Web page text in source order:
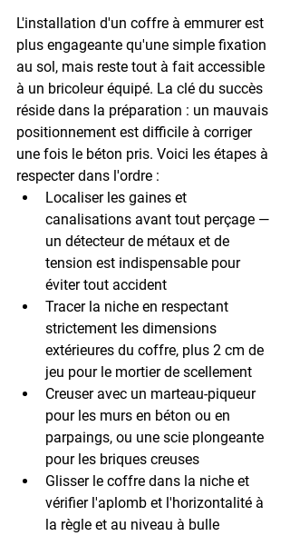
L'installation d'un coffre à emmurer est
plus engageante qu'une simple fixation
au sol, mais reste tout à fait accessible
à un bricoleur équipé. La clé du succès
réside dans la préparation : un mauvais
positionnement est difficile à corriger
une fois le béton pris. Voici les étapes à
respecter dans l'ordre :
Localiser les gaines et
canalisations avant tout perçage —
un détecteur de métaux et de
tension est indispensable pour
éviter tout accident
Tracer la niche en respectant
strictement les dimensions
extérieures du coffre, plus 2 cm de
jeu pour le mortier de scellement
Creuser avec un marteau-piqueur
pour les murs en béton ou en
parpaings, ou une scie plongeante
pour les briques creuses
Glisser le coffre dans la niche et
vérifier l'aplomb et l'horizontalité à
la règle et au niveau à bulle